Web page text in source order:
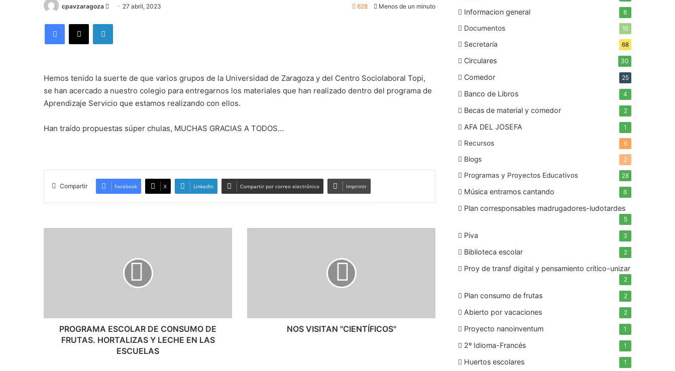
cpavzaragoza
Send 27 abril, 2023 628 Menos de un minuto
Facebook
X LinkedIn
Hemos tenido la suerte de que varios grupos de la Universidad de Zaragoza y del Centro Sociolaboral Topi,
se han acercado a nuestro colegio para entregarnos los materiales que han realizado dentro del programa de
Aprendizaje Servicio que estamos realizando con ellos.
Han traído propuestas súper chulas, MUCHAS GRACIAS A TODOS…
Compartir Facebook X LinkedIn Compartir por correo electrónico Imprimir
LECHE
PROGRAMA ESCOLAR DE CONSUMO DE
FRUTAS. HORTALIZAS Y LECHE EN LAS
ESCUELAS
NOS VISITAN "CIENTÍFICOS"
Informacion general 8
Documentos 10
Secretaría 68
Circulares 30
Comedor 25
Banco de Libros 4
Becas de material y comedor 2
AFA DEL JOSEFA 1
Recursos 6
Blogs 2
Programas y Proyectos Educativos 28
Música entramos cantando 6
Plan corresponsables madrugadores-ludotardes
5
Piva 3
Biblioteca escolar 2
Proy de transf digital y pensamiento crítico-unizar
2
Plan consumo de frutas 2
Abierto por vacaciones 2
Proyecto nanoinventum 1
2º Idioma-Francés 1
Huertos escolares 1